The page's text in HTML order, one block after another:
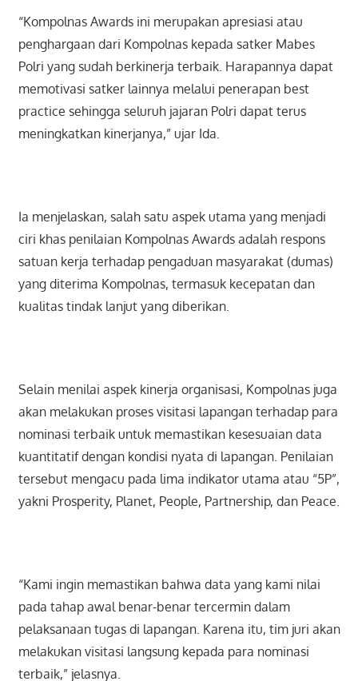
“Kompolnas Awards ini merupakan apresiasi atau
penghargaan dari Kompolnas kepada satker Mabes
Polri yang sudah berkinerja terbaik. Harapannya dapat
memotivasi satker lainnya melalui penerapan best
practice sehingga seluruh jajaran Polri dapat terus
meningkatkan kinerjanya,” ujar Ida.
Ia menjelaskan, salah satu aspek utama yang menjadi
ciri khas penilaian Kompolnas Awards adalah respons
satuan kerja terhadap pengaduan masyarakat (dumas)
yang diterima Kompolnas, termasuk kecepatan dan
kualitas tindak lanjut yang diberikan.
Selain menilai aspek kinerja organisasi, Kompolnas juga
akan melakukan proses visitasi lapangan terhadap para
nominasi terbaik untuk memastikan kesesuaian data
kuantitatif dengan kondisi nyata di lapangan. Penilaian
tersebut mengacu pada lima indikator utama atau “5P”,
yakni Prosperity, Planet, People, Partnership, dan Peace.
“Kami ingin memastikan bahwa data yang kami nilai
pada tahap awal benar-benar tercermin dalam
pelaksanaan tugas di lapangan. Karena itu, tim juri akan
melakukan visitasi langsung kepada para nominasi
terbaik,” jelasnya.